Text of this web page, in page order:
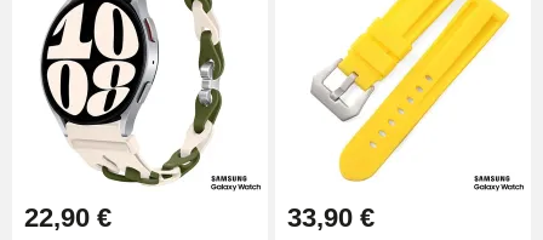
3,90 €
22,90 € 33,90 €